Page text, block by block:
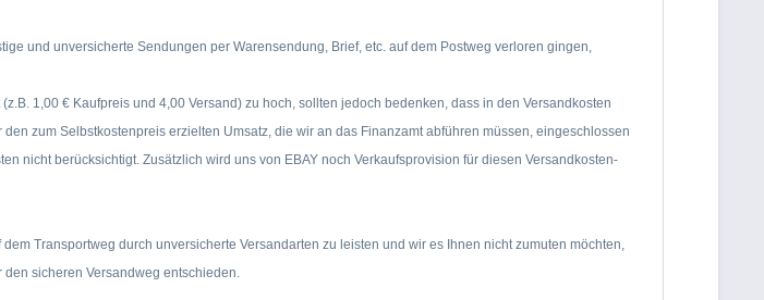
und unversicherte Sendungen per Warensendung, Brief, etc. auf dem Postweg verloren gingen,
1,00 € Kaufpreis und 4,00 Versand) zu hoch, sollten jedoch bedenken, dass in den Versandkosten
zum Selbstkostenpreis erzielten Umsatz, die wir an das Finanzamt abführen müssen, eingeschlossen
nicht berücksichtigt. Zusätzlich wird uns von EBAY noch Verkaufsprovision für diesen Versandkosten-
Transportweg durch unversicherte Versandarten zu leisten und wir es Ihnen nicht zumuten möchten,
sicheren Versandweg entschieden.